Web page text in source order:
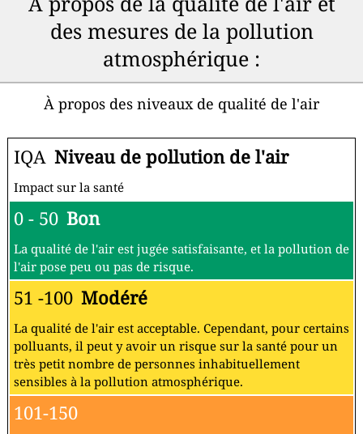
des mesures de la pollution
atmosphérique :
À propos des niveaux de qualité de l'air
IQA Niveau de pollution de l'air
Impact sur la santé
0 - 50 Bon
La qualité de l'air est jugée satisfaisante, et la pollution de
l'air pose peu ou pas de risque.
51 -100 Modéré
La qualité de l'air est acceptable. Cependant, pour certains
polluants, il peut y avoir un risque sur la santé pour un
très petit nombre de personnes inhabituellement
sensibles à la pollution atmosphérique.
101-150